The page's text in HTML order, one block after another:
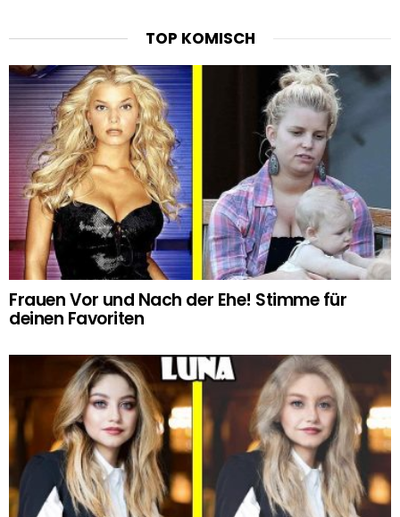
TOP KOMISCH
Frauen Vor und Nach der Ehe! Stimme für
deinen Favoriten